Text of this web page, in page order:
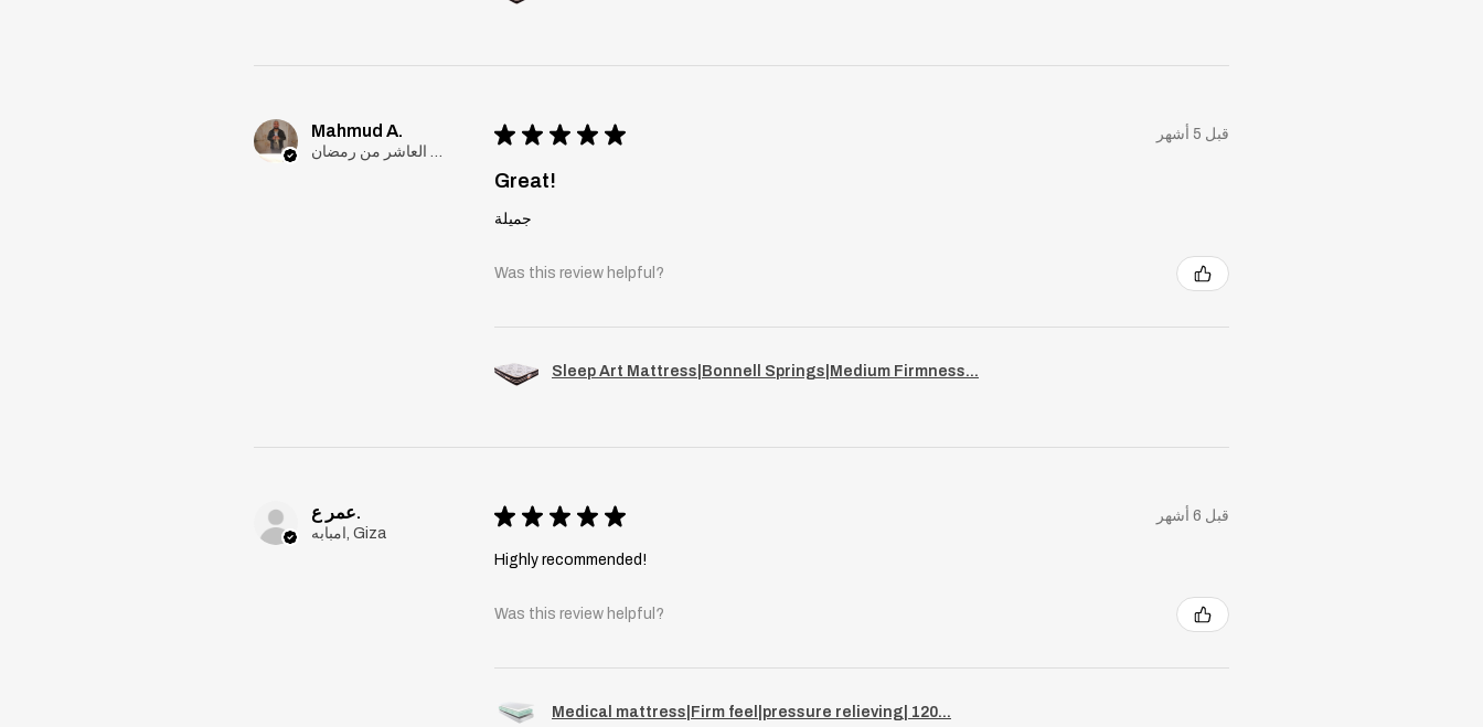
Mahmud A. ★ ★ ★ ★ ★ قبل 5 أشهر
Great!
جميلة
Was this review helpful?
Sleep Art Mattress|Bonnell Springs|Medium Firmness...
عمر ع.
امبابه, Giza
★ ★ ★ ★ ★ قبل 6 أشهر
Highly recommended!
Was this review helpful?
Medical mattress|Firm feel|pressure relieving| 120...